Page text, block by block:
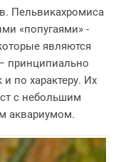
Пельвикахромиса
«попугаями» -
являются
принципиально
по характеру. Их
с небольшим
аквариумом.